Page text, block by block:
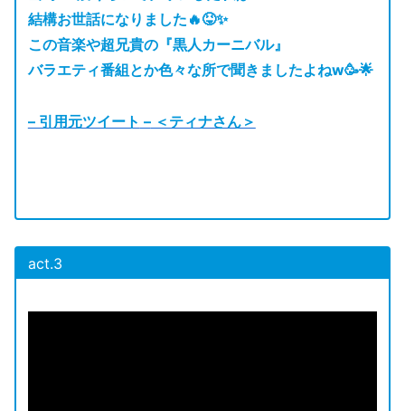
結構お世話になりました🔥😝✨
この音楽や超兄貴の『黒人カーニバル』
バラエティ番組とか色々な所で聞きましたよねw🥳🌟
– 引用元ツイート –＜ティナさん＞
act.3